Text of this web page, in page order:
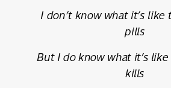
I don’t know what it’s
pills
But I do know what it’s
kills